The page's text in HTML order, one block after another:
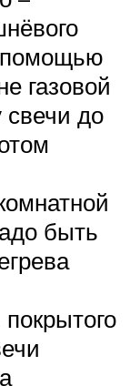
помощью
газовой
до
быть